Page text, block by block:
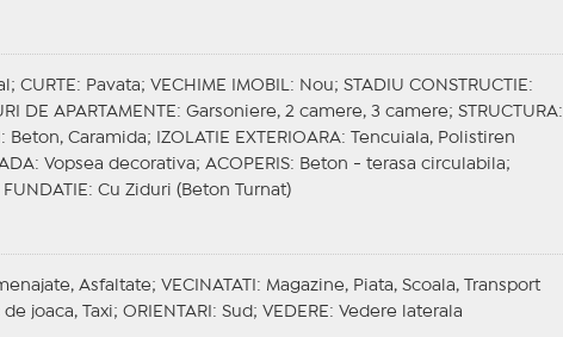
CURTE : Pavata; VECHIME IMOBIL : Nou; STADIU CONSTRUCTIE :
DE APARTAMENTE : Garsoniere, 2 camere, 3 camere; STRUCTURA:
: Beton, Caramida; IZOLATIE EXTERIOARA: Tencuiala, Polistiren
: Vopsea decorativa; ACOPERIS: Beton - terasa circulabila;
FUNDATIE : Cu Ziduri (Beton Turnat)
Asfaltate; VECINATATI
: Magazine, Piata, Scoala, Transport
joaca, Taxi; ORIENTARI : Sud; VEDERE : Vedere laterala